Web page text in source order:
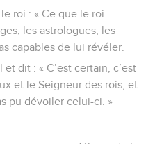
roi : « Ce que le roi
les astrologues, les
capables de lui révéler.
et dit : « C’est certain, c’est
et le Seigneur des rois, et
pu dévoiler celui-ci. »